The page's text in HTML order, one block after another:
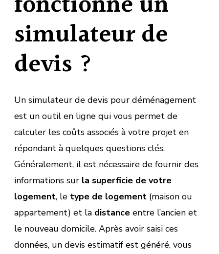
simulateur de
devis ?
Un simulateur de devis pour déménagement
est un outil en ligne qui vous permet de
calculer les coûts associés à votre projet en
répondant à quelques questions clés.
Généralement, il est nécessaire de fournir des
informations sur la superficie de votre
logement, le type de logement (maison ou
appartement) et la distance entre l’ancien et
le nouveau domicile. Après avoir saisi ces
données, un devis estimatif est généré, vous